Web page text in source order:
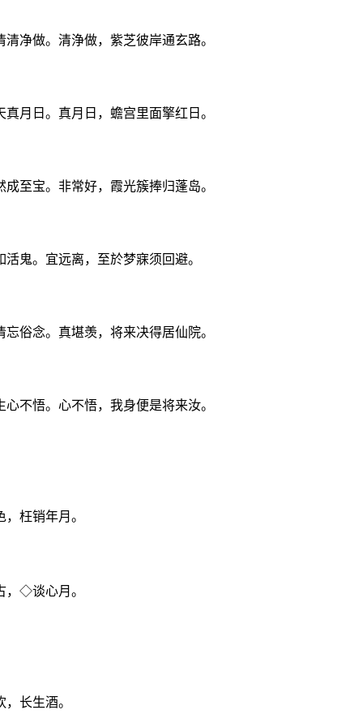
净做。清浄做，紫芝彼岸通玄路。
月日。真月日，蟾宫里面擎红日。
至宝。非常好，霞光簇捧归蓬岛。
鬼。宜远离，至於梦寐须回避。
俗念。真堪羡，将来决得居仙院。
不悟。心不悟，我身便是将来汝。
枉销年月。
◇谈心月。
长生酒。